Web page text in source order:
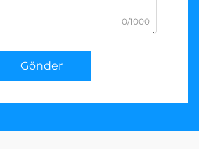
0/1000
Gönder